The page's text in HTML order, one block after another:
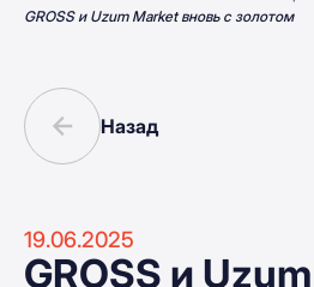
GROSS и Uzum Market вновь с золотом
Назад
19.06.2025
GROSS и